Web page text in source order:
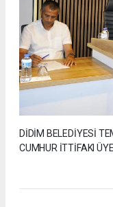
DİDİM BELEDİYESİ
CUMHUR İTTİFAKI